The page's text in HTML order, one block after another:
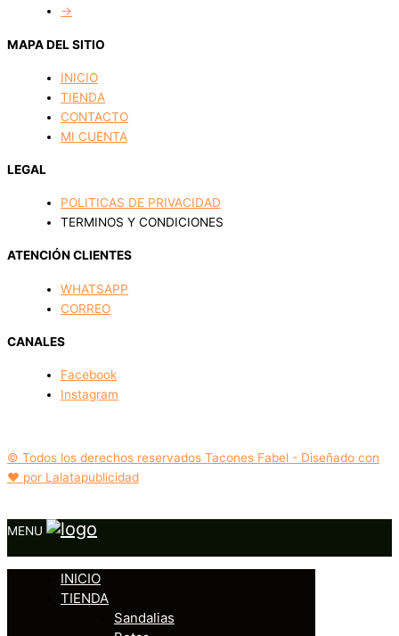
→
MAPA DEL SITIO
INICIO
TIENDA
CONTACTO
MI CUENTA
LEGAL
POLITICAS DE PRIVACIDAD
TERMINOS Y CONDICIONES
ATENCIÓN CLIENTES
WHATSAPP
CORREO
CANALES
Facebook
Instagram
© Todos los derechos reservados Tacones Fabel - Diseñado con
❤️ por Lalatapublicidad
MENU
INICIO
TIENDA
Sandalias